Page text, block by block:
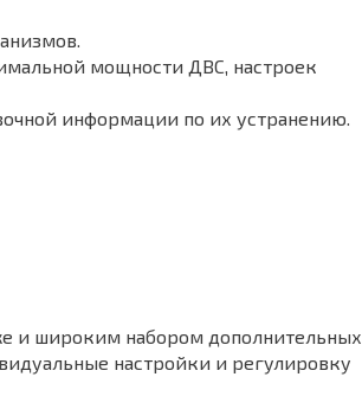
мощности ДВС, настроек
информации по их устранению.
и широким набором дополнительных
настройки и регулировку